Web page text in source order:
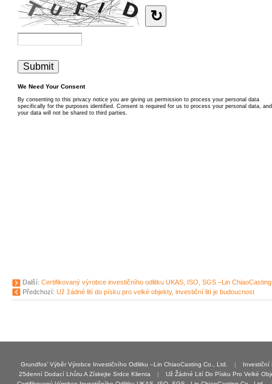
Další: Certifikovaný výrobce investičního odlitku UKAS, ISO, SGS –Lin
Předchozí: Už žádné lití do písku pro velké objekty, investiční lití je budoucnost
Grundfos' Výběr Výrobce Investičního Odlitku –Lin ChiaoCasting Co., Ltd. |
Investiční
25denní Dodací Lhůtu A Získejte Srdce Klienta
|
Už Žádné Lití Do Písku Pro Velké